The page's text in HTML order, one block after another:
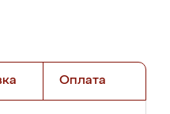
Оплата